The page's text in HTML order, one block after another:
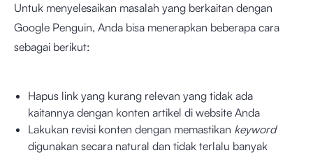
Untuk menyelesaikan masalah yang berkaitan dengan
Google Penguin, Anda bisa menerapkan beberapa cara
sebagai berikut:
Hapus link yang kurang relevan yang tidak ada
kaitannya dengan konten artikel di website Anda
Lakukan revisi konten dengan memastikan keyword
digunakan secara natural dan tidak terlalu banyak